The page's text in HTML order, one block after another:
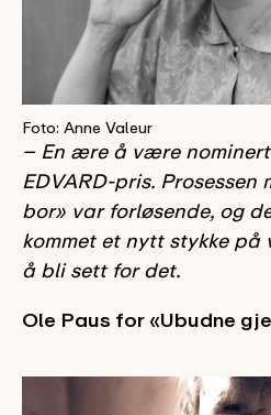
Foto: Anne Valeur
– En ære å være nominert
EDVARD-pris. Prosessen
bor» var forløsende, og
kommet et nytt stykke på
å bli sett for det.
Ole Paus for «Ubudne